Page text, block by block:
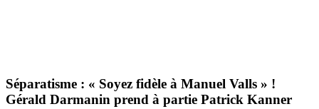
Séparatisme : « Soyez fidèle à Manuel Valls » !
Gérald Darmanin prend à partie Patrick Kanner